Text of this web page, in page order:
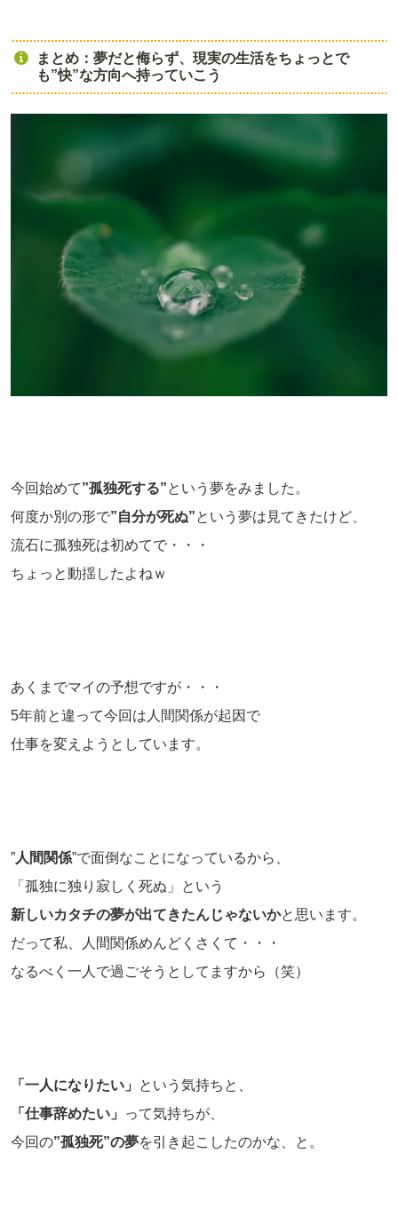
まとめ：夢だと侮らず、現実の生活をちょっとで
も”快”な方向へ持っていこう
今回始めて”孤独死する”という夢をみました。
何度か別の形で”自分が死ぬ”という夢は見てきたけど、
流石に孤独死は初めてで・・・
ちょっと動揺したよねｗ
あくまでマイの予想ですが・・・
5年前と違って今回は人間関係が起因で
仕事を変えようとしています。
”人間関係”で面倒なことになっているから、
「孤独に独り寂しく死ぬ」という
新しいカタチの夢が出てきたんじゃないかと思います。
だって私、人間関係めんどくさくて・・・
なるべく一人で過ごそうとしてますから（笑）
「一人になりたい」
という気持ちと、
「仕事辞めたい」
って気持ちが、
今回の”孤独死”の夢を引き起こしたのかな、と。